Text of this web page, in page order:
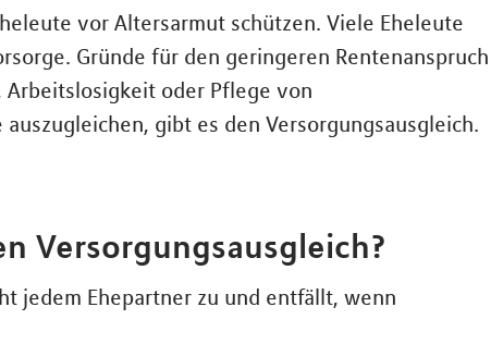
vor Altersarmut schützen. Viele Eheleute
Gründe für den geringeren Rentenanspruch
oder Pflege von
gibt es den Versorgungsausgleich.
Versorgungsausgleich?
jedem Ehepartner zu und entfällt, wenn